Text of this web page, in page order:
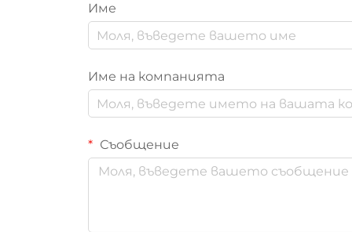
Име
Име на компанията
Съобщение